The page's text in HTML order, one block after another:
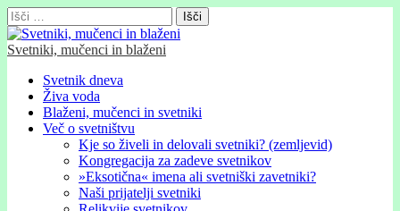
Išči:
Svetniki, mučenci in blaženi
Glavni
meni
Skip
content
Svetnik dneva
Živa voda
Blaženi, mučenci in svetniki
Več o svetništvu
Kje so živeli in delovali svetniki? (zemljevid)
Kongregacija za zadeve svetnikov
»Eksotična« imena ali svetniški zavetniki?
Naši prijatelji svetniki